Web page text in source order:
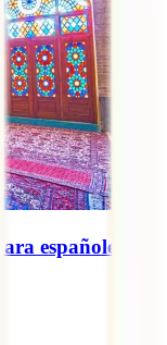
españoles